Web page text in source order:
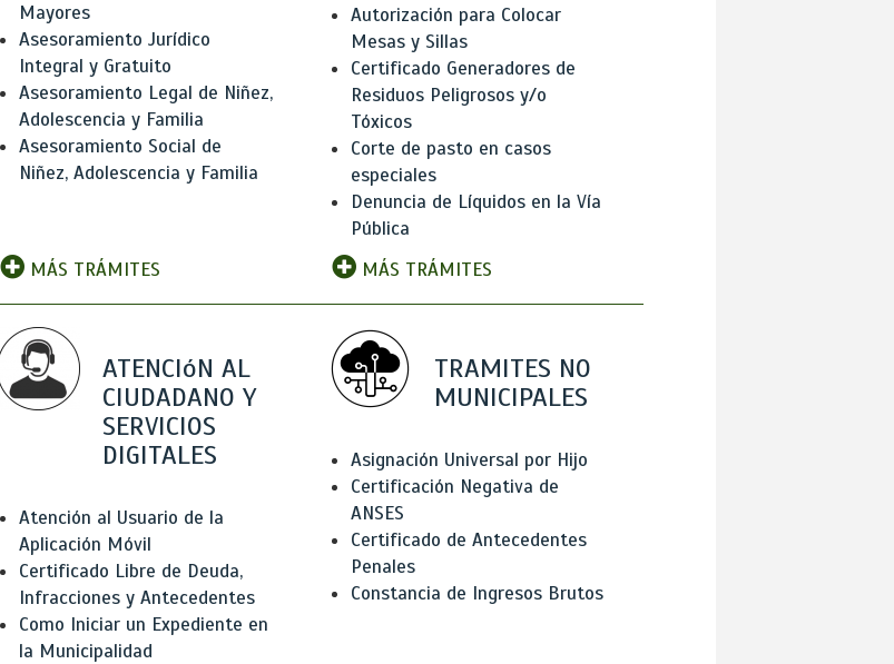
Mayores
Asesoramiento Jurídico
Integral y Gratuito
Asesoramiento Legal de Niñez,
Adolescencia y Familia
Asesoramiento Social de
Niñez, Adolescencia y Familia
MÁS TRÁMITES
Autorización para Colocar
Mesas y Sillas
Certificado Generadores de
Residuos Peligrosos y/o
Tóxicos
Corte de pasto en casos
especiales
Denuncia de Líquidos en la Vía
Pública
MÁS TRÁMITES
ATENCIóN AL
CIUDADANO Y
SERVICIOS
DIGITALES
Atención al Usuario de la
Aplicación Móvil
Certificado Libre de Deuda,
Infracciones y Antecedentes
Como Iniciar un Expediente en
la Municipalidad
TRAMITES NO
MUNICIPALES
Asignación Universal por Hijo
Certificación Negativa de
ANSES
Certificado de Antecedentes
Penales
Constancia de Ingresos Brutos